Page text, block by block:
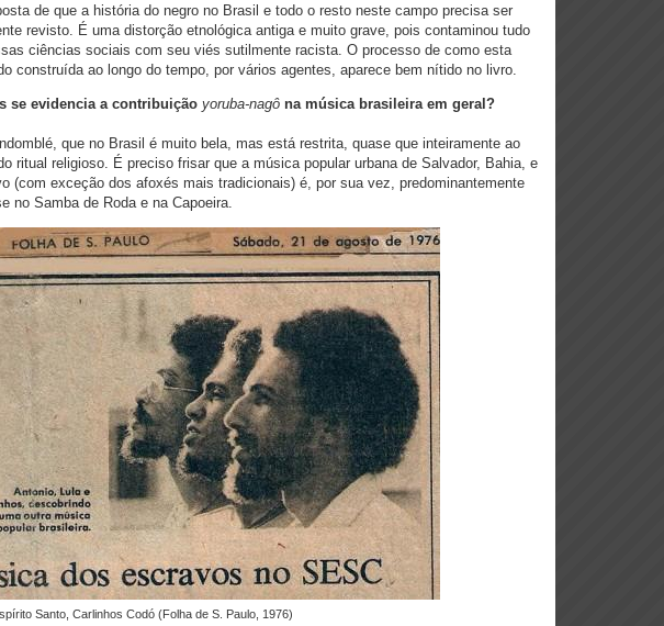
de que a história do negro no Brasil e todo o resto neste campo precisa ser
revisto. É uma distorção etnológica antiga e muito grave, pois contaminou tudo
ciências sociais com seu viés sutilmente racista. O processo de como esta
construída ao longo do tempo, por vários agentes, aparece bem nítido no livro.
se evidencia a contribuição yoruba-nagô na música brasileira em geral?
que no Brasil é muito bela, mas está restrita, quase que inteiramente ao
ritual religioso. É preciso frisar que a música popular urbana de Salvador, Bahia, e
(com exceção dos afoxés mais tradicionais) é, por sua vez, predominantemente
no Samba de Roda e na Capoeira.
Santo, Carlinhos Codó (Folha de S. Paulo, 1976)